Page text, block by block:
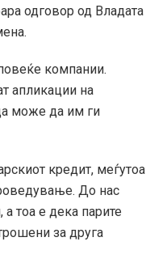
одговор од Владата
компании.
апликации на
може да им ги
кредит, меѓутоа
До нас
тоа е дека парите
за друга